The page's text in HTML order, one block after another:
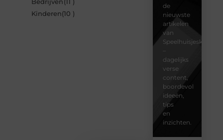
Bedrijven (11 )
Kinderen(10 )
de
nieuwste
artikelen
van
Speelhuisjeskeuze.nl
–
dagelijks
verse
content,
boordevol
ideeën,
tips
en
inzichten.